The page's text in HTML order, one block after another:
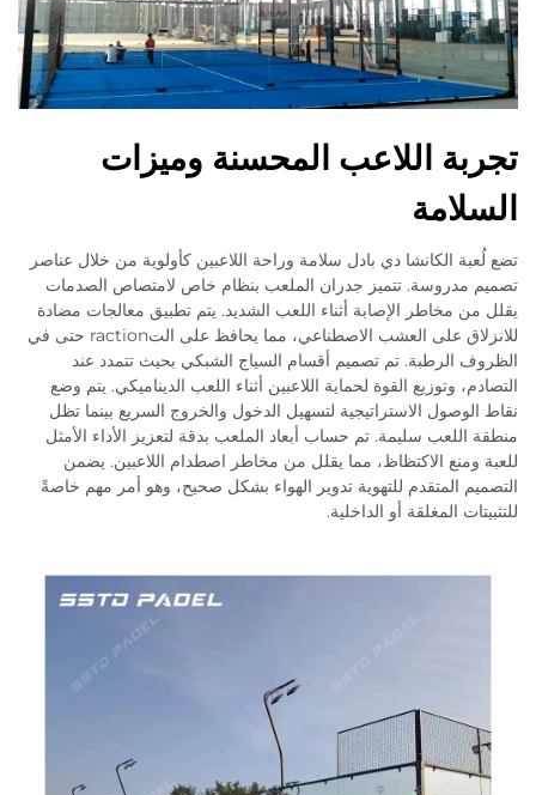
تجربة اللاعب المحسنة وميزات
السلامة
تضع لُعبة الكانشا دي بادل سلامة وراحة اللاعبين كأولوية من خلال عناصر
تصميم مدروسة. تتميز جدران الملعب بنظام خاص لامتصاص الصدمات
يقلل من مخاطر الإصابة أثناء اللعب الشديد. يتم تطبيق معالجات مضادة
للانزلاق على العشب الاصطناعي، مما يحافظ على التraction حتى في
الظروف الرطبة. تم تصميم أقسام السياج الشبكي بحيث تتمدد عند
التصادم، وتوزيع القوة لحماية اللاعبين أثناء اللعب الديناميكي. يتم وضع
نقاط الوصول الاستراتيجية لتسهيل الدخول والخروج السريع بينما تظل
منطقة اللعب سليمة. تم حساب أبعاد الملعب بدقة لتعزيز الأداء الأمثل
للعبة ومنع الاكتظاظ، مما يقلل من مخاطر اصطدام اللاعبين. يضمن
التصميم المتقدم للتهوية تدوير الهواء بشكل صحيح، وهو أمر مهم خاصةً
للتثبيتات المغلقة أو الداخلية.